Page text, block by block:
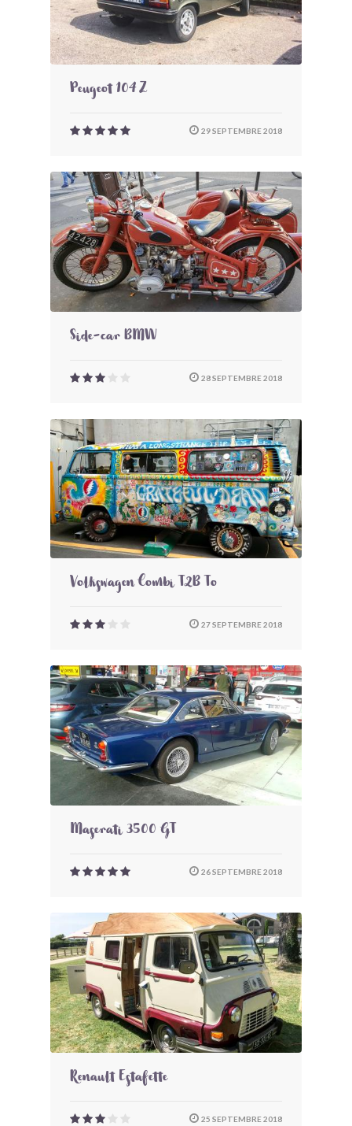
Peugeot 104 Z
29 SEPTEMBRE 2018
Side-car BMW
28 SEPTEMBRE 2018
Volkswagen Combi T2B To
27 SEPTEMBRE 2018
Maserati 3500 GT
26 SEPTEMBRE 2018
Renault Estafette
25 SEPTEMBRE 2018